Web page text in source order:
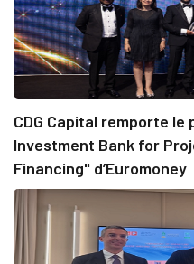
CDG Capital remporte le
Investment Bank for
Financing" d’Euromoney